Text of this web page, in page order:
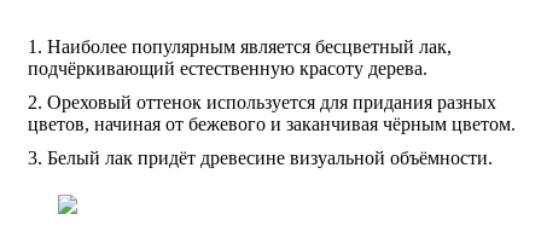
Наиболее популярным является бесцветный лак,
подчёркивающий естественную красоту дерева.
Ореховый оттенок используется для придания разных
цветов, начиная от бежевого и заканчивая чёрным цветом.
Белый лак придёт древесине визуальной объёмности.